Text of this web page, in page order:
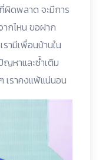
ผิดพลาด จะมีการ
ากไหน ขอฝาก
รามีเพื่อนบ้านใน
ญหาและซ้ำเติม
เราคงแพ้แน่นอน